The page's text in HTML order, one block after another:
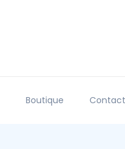
Boutique Contact